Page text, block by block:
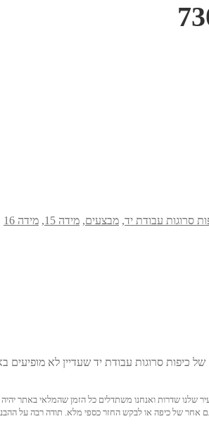
סרוגות עבודת יד, מבצעים, מידה 15 , מידה 16
כיפות סרוגות עבודת יד שעדיין לא
בעיר שלנו שדרות ואנחנו משתדלים כל הזמן שהמלאי
דגם אחר של כיפה או לבקש החזר כספי מלא. תודה רבה על